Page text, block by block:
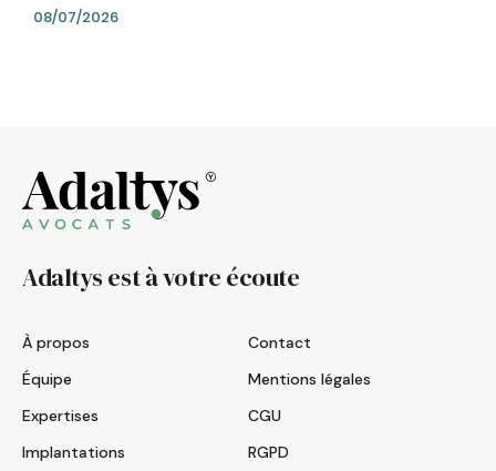
08/07/2026
Adaltys est à votre écoute
À propos
Équipe
Expertises
Implantations
Contact
Mentions légales
CGU
RGPD